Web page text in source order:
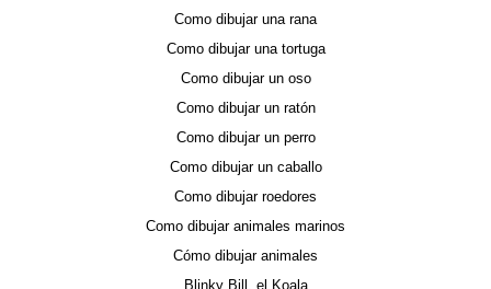
Como dibujar una rana
Como dibujar una tortuga
Como dibujar un oso
Como dibujar un ratón
Como dibujar un perro
Como dibujar un caballo
Como dibujar roedores
Como dibujar animales marinos
Cómo dibujar animales
Blinky Bill, el Koala